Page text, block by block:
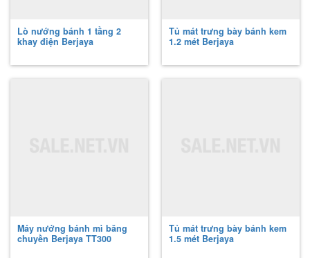
Lò nướng bánh 1 tầng 2
khay điện Berjaya
Tủ mát trưng bày bánh kem
1.2 mét Berjaya
Máy nướng bánh mì băng
chuyền Berjaya TT300
Tủ mát trưng bày bánh kem
1.5 mét Berjaya